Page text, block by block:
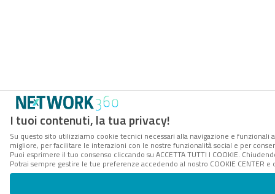
I tuoi contenuti, la tua privacy!
Su questo sito utilizziamo cookie tecnici necessari alla navigazione e
migliore, per facilitare le interazioni con le nostre funzionalità social e per
Puoi esprimere il tuo consenso cliccando su ACCETTA TUTTI I COOKIE.
Potrai sempre gestire le tue preferenze accedendo al nostro COOKIE